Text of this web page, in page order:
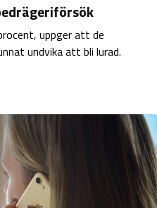
uppger att de
undvika att bli lurad.